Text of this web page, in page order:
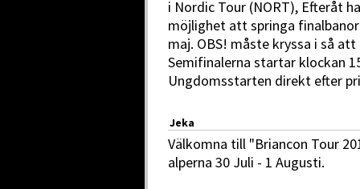
i Nordic Tour (NORT), Efteråt
möjlighet att springa
maj. OBS! måste kryssa i så
Semifinalerna startar klockan
Ungdomsstarten direkt efter
Jeka
Välkomna till "Briancon Tour
alperna 30 Juli - 1 Augusti.